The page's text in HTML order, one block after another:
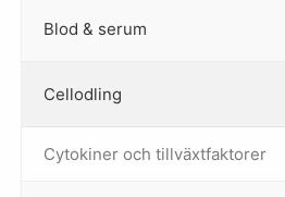
Blod & serum
Cellodling
–
Cytokiner och tillväxtfaktorer